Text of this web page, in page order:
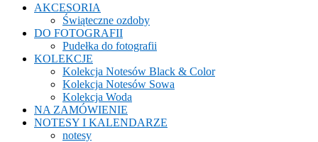
AKCESORIA
Świąteczne ozdoby
DO FOTOGRAFII
Pudełka do fotografii
KOLEKCJE
Kolekcja Notesów Black & Color
Kolekcja Notesów Sowa
Kolekcja Woda
NA ZAMÓWIENIE
NOTESY I KALENDARZE
notesy